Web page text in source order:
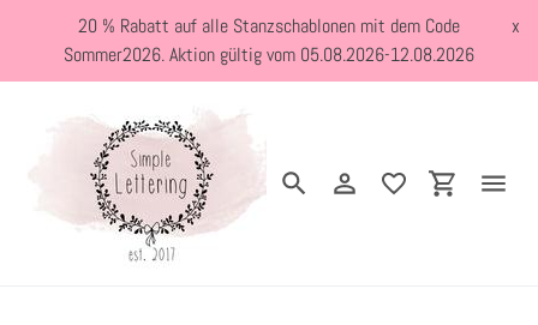
Inhalt
20 % Rabatt auf alle Stanzschablonen mit dem Code
Sommer2026. Aktion gültig vom 05.08.2026-12.08.2026
x
SuchenEinloggen